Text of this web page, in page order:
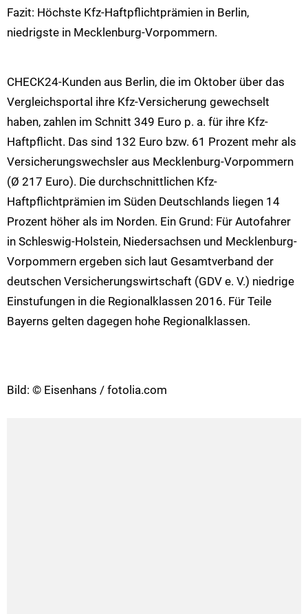
Fazit: Höchste Kfz-Haftpflichtprämien in Berlin,
niedrigste in Mecklenburg-Vorpommern.
CHECK24-Kunden aus Berlin, die im Oktober über das
Vergleichsportal ihre Kfz-Versicherung gewechselt
haben, zahlen im Schnitt 349 Euro p. a. für ihre Kfz-
Haftpflicht. Das sind 132 Euro bzw. 61 Prozent mehr als
Versicherungswechsler aus Mecklenburg-Vorpommern
(Ø 217 Euro). Die durchschnittlichen Kfz-
Haftpflichtprämien im Süden Deutschlands liegen 14
Prozent höher als im Norden. Ein Grund: Für Autofahrer
in Schleswig-Holstein, Niedersachsen und Mecklenburg-
Vorpommern ergeben sich laut Gesamtverband der
deutschen Versicherungswirtschaft (GDV e. V.) niedrige
Einstufungen in die Regionalklassen 2016. Für Teile
Bayerns gelten dagegen hohe Regionalklassen.
Bild: © Eisenhans / fotolia.com